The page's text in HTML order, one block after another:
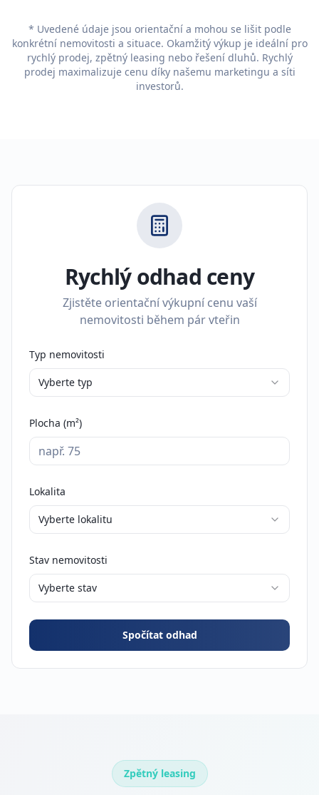
* Uvedené údaje jsou orientační a mohou se lišit podle
konkrétní nemovitosti a situace. Okamžitý výkup je ideální pro
rychlý prodej, zpětný leasing nebo řešení dluhů. Rychlý
prodej maximalizuje cenu díky našemu marketingu a síti
investorů.
Rychlý odhad ceny
Zjistěte orientační výkupní cenu vaší
nemovitosti během pár vteřin
Typ nemovitosti
Vyberte typ
Plocha (m²)
Lokalita
Vyberte lokalitu
Stav nemovitosti
Vyberte stav
Spočítat odhad
Zpětný leasing